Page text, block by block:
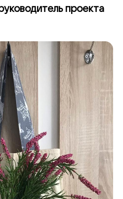
проекта